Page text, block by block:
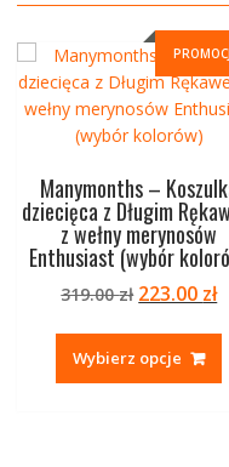
Manymonths –
dziecięca z Długim
z wełny merynosów
Enthusiast (wybór
319.00zł Pierwotna
wynosiła:
319.00 zł.
223.00 zł
Wybierz opcje